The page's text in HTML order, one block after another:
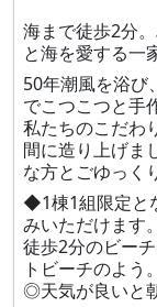
海まで徒歩2分
と海を愛する一
50年潮風を浴び
でこつこつと手
私たちのこだわ
間に造り上げま
な方とごゆっく
◆1棟1組限定と
みいただけます。
徒歩2分のビー
トビーチのよ
◎天気が良いと